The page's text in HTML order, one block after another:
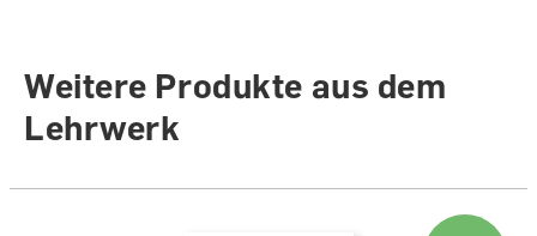
Weitere Produkte aus dem
Lehrwerk